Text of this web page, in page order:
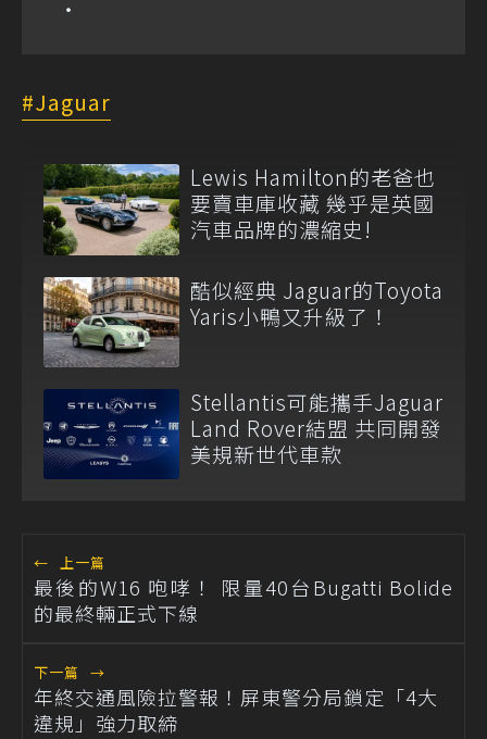
Jaguar
Lewis Hamilton的老爸也
要賣車庫收藏 幾乎是英國
汽車品牌的濃縮史!
酷似經典 Jaguar的Toyota
Yaris小鴨又升級了！
Stellantis可能攜手Jaguar
Land Rover結盟 共同開發
美規新世代車款
← 上一篇
最後的W16 咆哮！ 限量40台Bugatti Bolide
的最終輛正式下線
下一篇 →
年終交通風險拉警報！屏東警分局鎖定「4大
違規」強力取締